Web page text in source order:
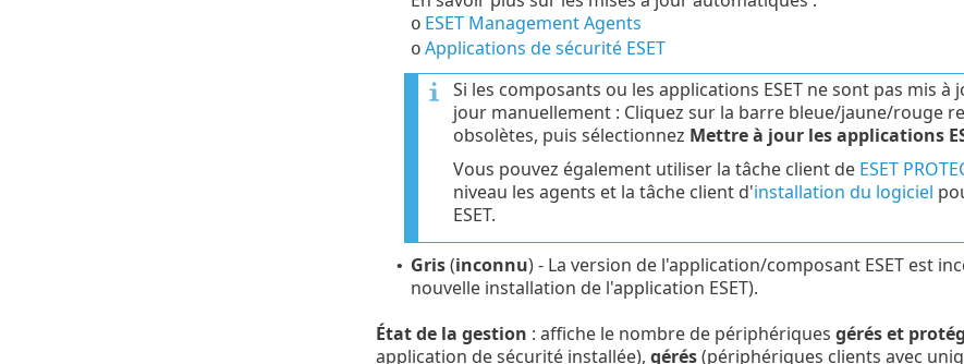
o ESET Management Agents
o Applications de sécurité ESET
Si les composants ou les applications ESET ne sont pas mis
jour manuellement : Cliquez sur la barre bleue/jaune/rouge
obsolètes, puis sélectionnez Mettre à jour les applications
Vous pouvez également utiliser la tâche client de ESET
niveau les agents et la tâche client d'installation du logiciel
ESET.
• Gris(inconnu) - La version de l'application/composant ESET est
nouvelle installation de l'application ESET).
État de la gestion : affiche le nombre de périphériques gérés et
application de sécurité installée), gérés(périphériques clients avec